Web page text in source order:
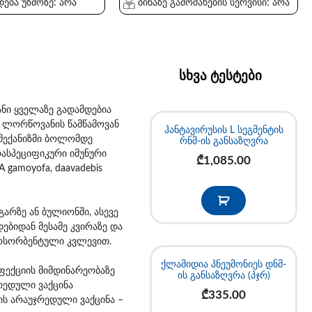
უზმოზე: არა ბინაზე გამოძახების სერვისი: არა
ყველაზე გადამდებია
წამწამოვან
ბოლომდე
იმუნური
daavadebis
ან ბულიონში, ასევე
მესამე კვირაზე და
კვლევით.
მიმდინარეობაზე
ვაქცინა
არაუჯრედული ვაქცინა –
სხვა ტესტები
ჰანტავირუსის L სეგმენტის
რნმ-ის განსაზღვრა
₾1,085.00
ქლამიდია პნეუმონიეს დნმ-
ის განსაზღვრა (პჯრ)
₾335.00